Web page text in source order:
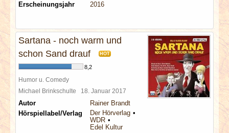
Erscheinungsjahr
2016
Sartana - noch warm und
schon Sand drauf
HOT
8,2
Humor u. Comedy
Michael Brinkschulte 18. Januar 2017
Autor
Rainer Brandt
Hörspiellabel/Verlag
Der Hörverlag
WDR
Edel Kultur